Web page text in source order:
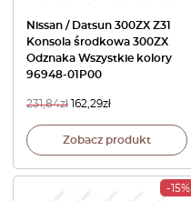
Nissan / Datsun 300ZX Z31
Konsola środkowa 300ZX
Odznaka Wszystkie kolory
96948-01P00
231,84zł 162,29zł
Zobacz produkt
-15%